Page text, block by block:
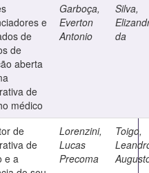
e
de
de
aberta
de
médico
Garboça,
Everton
Antonio
Silva,
da
de
de
e a
Lorenzini,
Lucas
Precoma
Toigo,